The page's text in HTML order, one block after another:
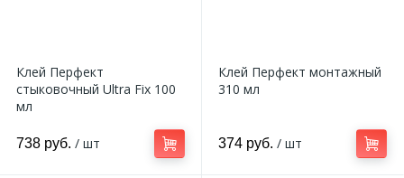
Клей Перфект
стыковочный Ultra Fix 100
мл
738 руб. / шт
Клей Перфект монтажный
310 мл
374 руб. / шт